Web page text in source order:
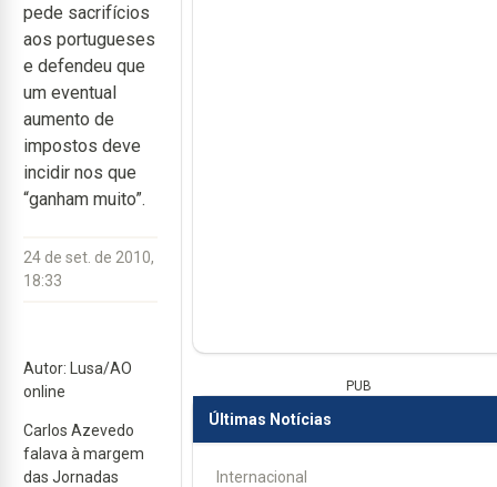
pede sacrifícios
aos portugueses
e defendeu que
um eventual
aumento de
impostos deve
incidir nos que
“ganham muito”.
24 de set. de 2010,
18:33
Autor: Lusa/AO
online
Carlos Azevedo
falava à margem
das Jornadas
PUB
Últimas Notícias
Internacional